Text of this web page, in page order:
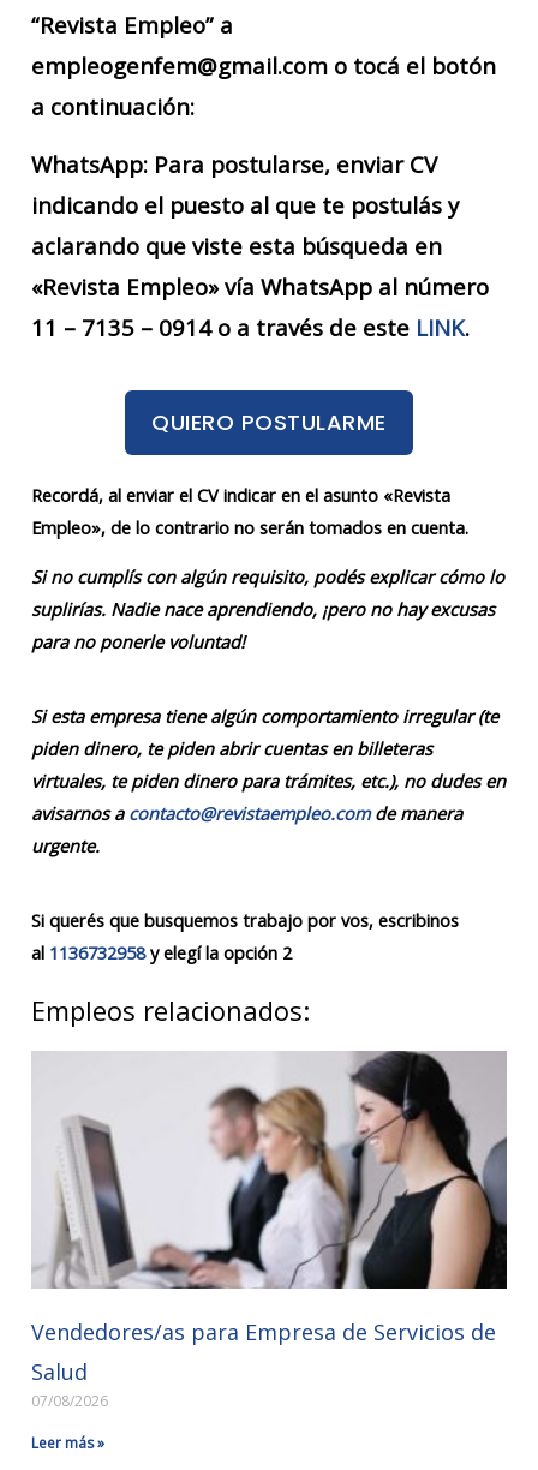
“Revista Empleo” a
empleogenfem@gmail.com o tocá el botón
a continuación:
WhatsApp: Para postularse, enviar CV
indicando el puesto al que te postulás y
aclarando que viste esta búsqueda en
«Revista Empleo» vía WhatsApp al número
11 – 7135 – 0914 o a través de este LINK.
QUIERO POSTULARME
Recordá, al enviar el CV indicar en el asunto «Revista
Empleo», de lo contrario no serán tomados en cuenta.
Si no cumplís con algún requisito, podés explicar cómo lo
suplirías. Nadie nace aprendiendo, ¡pero no hay excusas
para no ponerle voluntad!
Si esta empresa tiene algún comportamiento irregular (te
piden dinero, te piden abrir cuentas en billeteras
virtuales, te piden dinero para trámites, etc.), no dudes en
avisarnos a contacto@revistaempleo.comde manera
urgente.
Si querés que busquemos trabajo por vos, escribinos
al 1136732958y elegí la opción 2
Empleos relacionados:
Vendedores/as para Empresa de Servicios de
Salud
07/08/2026
Leer más »